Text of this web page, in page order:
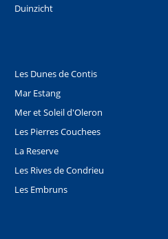
Duinzicht
Les Dunes de Contis
Mar Estang
Mer et Soleil d'Oleron
Les Pierres Couchees
La Reserve
Les Rives de Condrieu
Les Embruns